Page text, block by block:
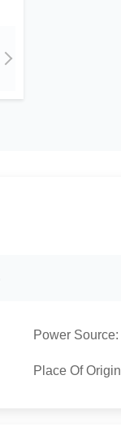
Power Source:
Place Of